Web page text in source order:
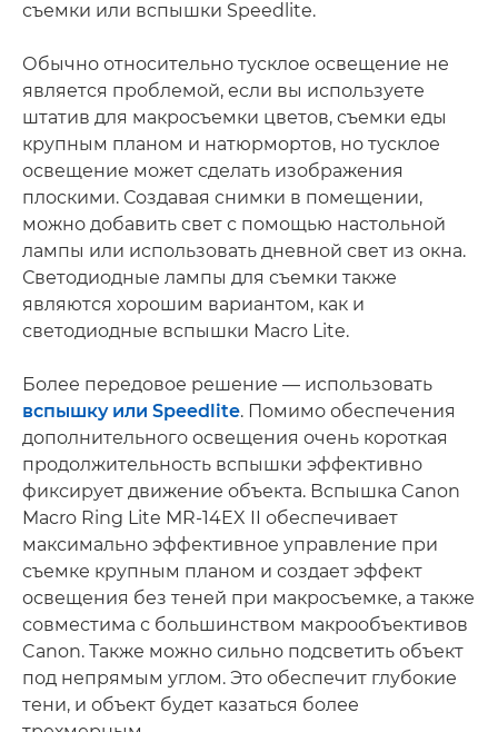
съемки или вспышки Speedlite.
Обычно относительно тусклое освещение не
является проблемой, если вы используете
штатив для макросъемки цветов, съемки еды
крупным планом и натюрмортов, но тусклое
освещение может сделать изображения
плоскими. Создавая снимки в помещении,
можно добавить свет с помощью настольной
лампы или использовать дневной свет из окна.
Светодиодные лампы для съемки также
являются хорошим вариантом, как и
светодиодные вспышки Macro Lite.
Более передовое решение — использовать
вспышку или Speedlite. Помимо обеспечения
дополнительного освещения очень короткая
продолжительность вспышки эффективно
фиксирует движение объекта. Вспышка Canon
Macro Ring Lite MR-14EX II обеспечивает
максимально эффективное управление при
съемке крупным планом и создает эффект
освещения без теней при макросъемке, а также
совместима с большинством макрообъективов
Canon. Также можно сильно подсветить объект
под непрямым углом. Это обеспечит глубокие
тени, и объект будет казаться более